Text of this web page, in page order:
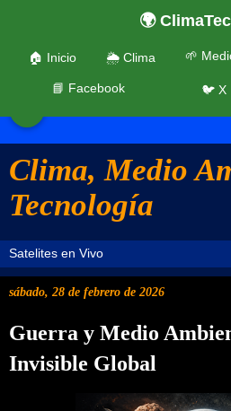
Clima, Medio
Tecnología
🌍
🏠 Inicio 🌦️ Clima 🌱
📘 Facebook 🐦 X
sábado, 28 de febrero de 2026
Guerra y Medio
Invisible Global